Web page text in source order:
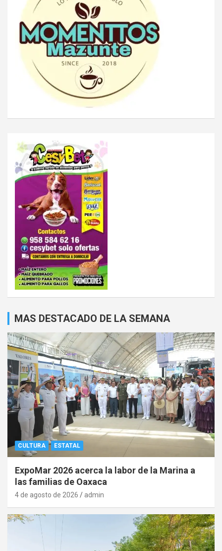
MAS DESTACADO DE LA SEMANA
CULTURA ESTATAL
ExpoMar 2026 acerca la labor de la Marina a
las familias de Oaxaca
4 de agosto de 2026 admin